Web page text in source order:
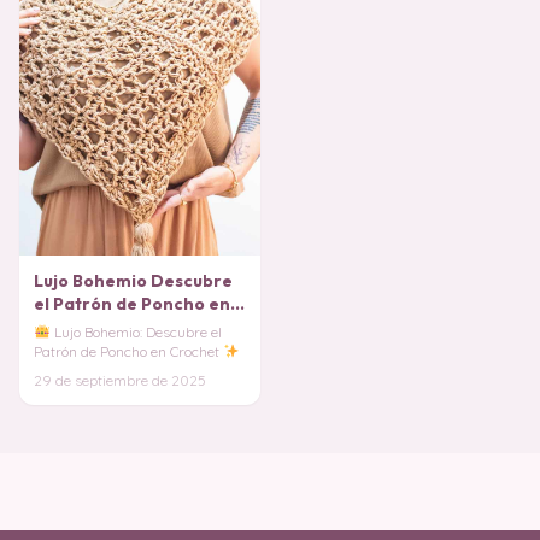
Lujo Bohemio Descubre
el Patrón de Poncho en
Crochet
Lujo Bohemio: Descubre el
Patrón de Poncho en Crochet
prenda que c
29 de septiembre de 2025